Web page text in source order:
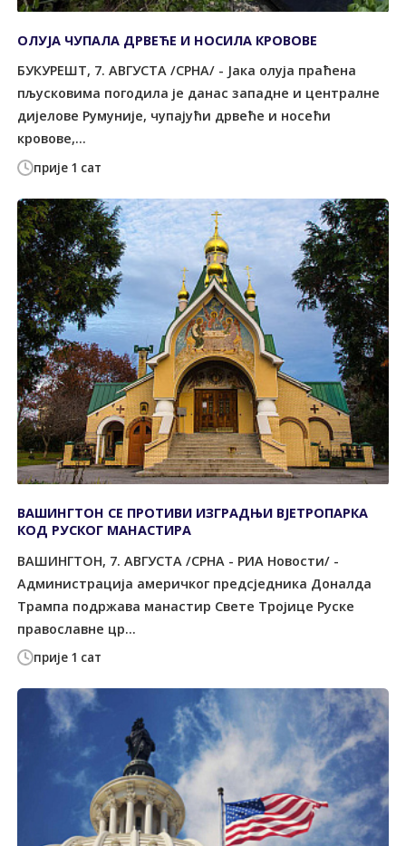
прије 1 сат
ОЛУЈА ЧУПАЛА ДРВЕЋЕ И НОСИЛА КРОВОВЕ
БУКУРЕШT, 7. АВГУСТА /СРНА/ - Јака олуја праћена
пљусковима погодила је данас западне и централне
дијелове Румуније, чупајући дрвеће и носећи
кровове,...
прије 1 сат
ВАШИНГТОН СЕ ПРОТИВИ ИЗГРАДЊИ ВЈЕТРОПАРКА
КОД РУСКОГ МАНАСТИРА
ВАШИНГТОН, 7. АВГУСТА /СРНА - РИА Новости/ -
Администрација америчког предсједника Доналда
Трампа подржава манастир Свете Тројице Руске
православне цр...